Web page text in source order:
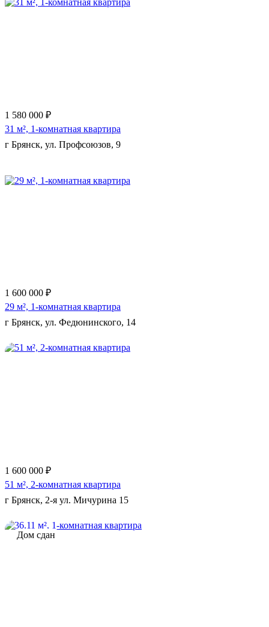
1 580 000 ₽
31 м², 1-комнатная квартира
г Брянск, ул. Профсоюзов, 9
1 600 000 ₽
29 м², 1-комнатная квартира
г Брянск, ул. Федюнинского, 14
1 600 000 ₽
51 м², 2-комнатная квартира
г Брянск, 2-я ул. Мичурина 15
Дом сдан